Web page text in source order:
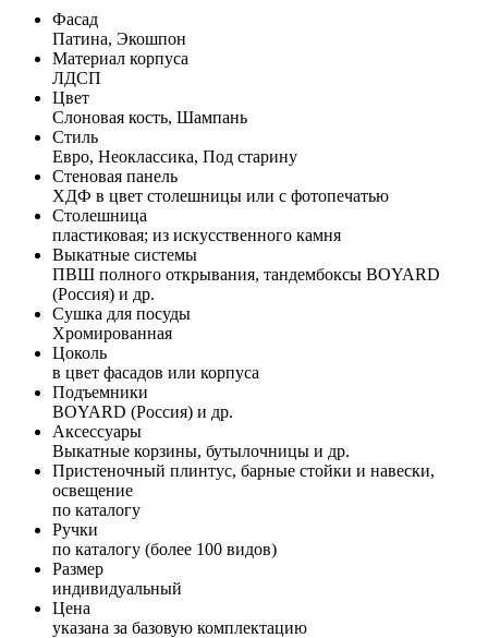
Фасад
Патина, Экошпон
Материал корпуса
ЛДСП
Цвет
Слоновая кость, Шампань
Стиль
Евро, Неоклассика, Под старину
Стеновая панель
ХДФ в цвет столешницы или с фотопечатью
Столешница
пластиковая; из искусственного камня
Выкатные системы
ПВШ полного открывания, тандембоксы BOYARD
(Россия) и др.
Сушка для посуды
Хромированная
Цоколь
в цвет фасадов или корпуса
Подъемники
BOYARD (Россия) и др.
Аксессуары
Выкатные корзины, бутылочницы и др.
Пристеночный плинтус, барные стойки и навески,
освещение
по каталогу
Ручки
по каталогу (более 100 видов)
Размер
индивидуальный
Цена
указана за базовую комплектацию